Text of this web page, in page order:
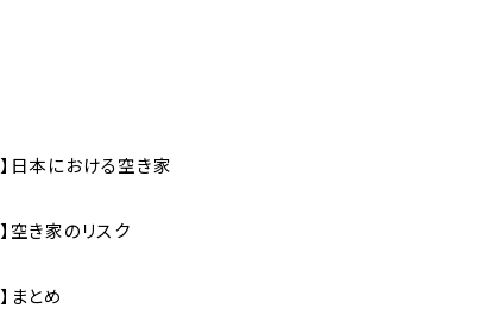
日本における空き家
き家のリスク
まとめ